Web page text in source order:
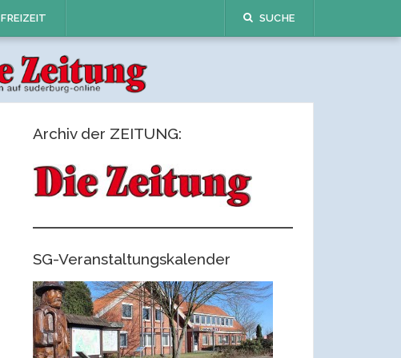
FREIZEIT SUCHE
Archiv der ZEITUNG:
SG-Veranstaltungskalender